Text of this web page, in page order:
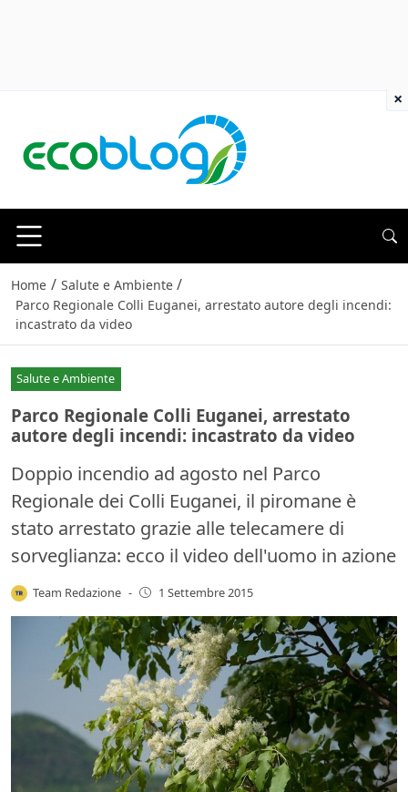
Home / Salute e Ambiente /
Parco Regionale Colli Euganei, arrestato autore degli incendi:
incastrato da video
Salute e Ambiente
Parco Regionale Colli Euganei, arrestato
autore degli incendi: incastrato da video
Doppio incendio ad agosto nel Parco
Regionale dei Colli Euganei, il piromane è
stato arrestato grazie alle telecamere di
sorveglianza: ecco il video dell'uomo in azione
Team Redazione - 1 Settembre 2015
×